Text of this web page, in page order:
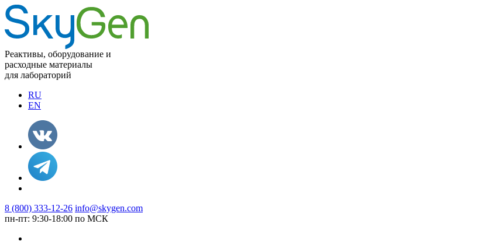
Реактивы, оборудование и
расходные материалы
для лабораторий
RU
EN
8 (800) 333-12-26 info@skygen.com
пн-пт: 9:30-18:00 по МСК